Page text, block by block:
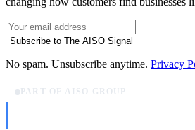
Subscribe to The AISO Signal
No spam. Unsubscribe anytime. Privacy
PART OF AISO GROUP